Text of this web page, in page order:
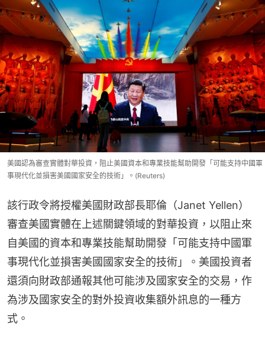
美國認為審查實體對華投資，阻止美國資本和專業技能幫助開發「可能支持中國軍
事現代化並損害美國國家安全的技術」。(Reuters)
該行政令將授權美國財政部長耶倫（Janet Yellen）
審查美國實體在上述關鍵領域的對華投資，以阻止來
自美國的資本和專業技能幫助開發「可能支持中國軍
事現代化並損害美國國家安全的技術」。美國投資者
還須向財政部通報其他可能涉及國家安全的交易，作
為涉及國家安全的對外投資收集額外訊息的一種方
式。